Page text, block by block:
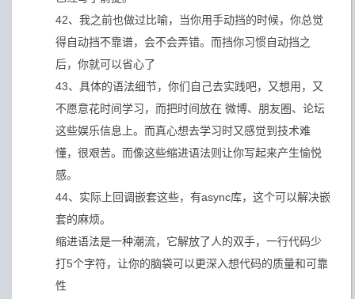
42、我之前也做过比喻，当你用手动挡的时候，你总觉
得自动挡不靠谱，会不会弄错。而挡你习惯自动挡之
后，你就可以省心了
43、具体的语法细节，你们自己去实践吧，又想用，又
不愿意花时间学习，而把时间放在 微博、朋友圈、论坛
这些娱乐信息上。而真心想去学习时又感觉到技术难
懂，很艰苦。而像这些缩进语法则让你写起来产生愉悦
感。
44、实际上回调嵌套这些，有async库，这个可以解决嵌
套的麻烦。
缩进语法是一种潮流，它解放了人的双手，一行代码少
打5个字符，让你的脑袋可以更深入想代码的质量和可靠
性